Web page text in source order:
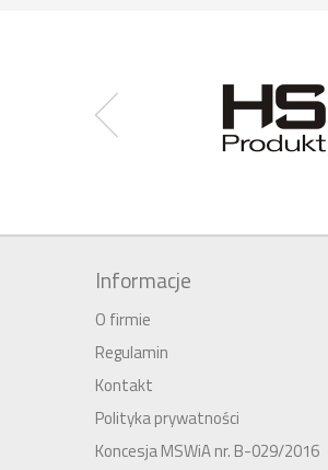
Informacje
O firmie
Regulamin
Kontakt
Polityka prywatności
Koncesja MSWiA nr. B-029/2016